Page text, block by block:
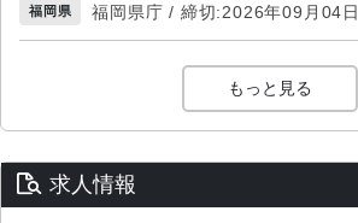
福岡県 福岡県庁 / 締切:2026年09月04日
もっと見る
求人情報